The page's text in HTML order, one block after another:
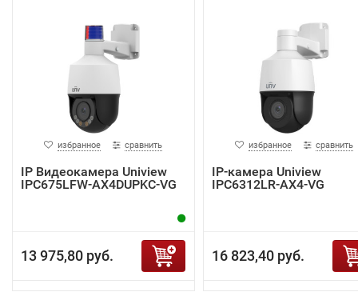
избранное сравнить
IP Видеокамера Uniview
IPC675LFW-AX4DUPKC-VG
13 975,80 руб.
избранное сравнить
IP-камера Uniview
IPC6312LR-AX4-VG
16 823,40 руб.